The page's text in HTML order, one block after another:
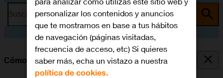
Busca por problema o tema
Cómo activar una cuenta de Google en el móvil
personalizar los contenidos y anuncios
que te mostramos en base a tus hábitos
de navegación (páginas visitadas,
frecuencia de acceso, etc) Si quieres
saber más, echa un vistazo a nuestra
política de cookies.